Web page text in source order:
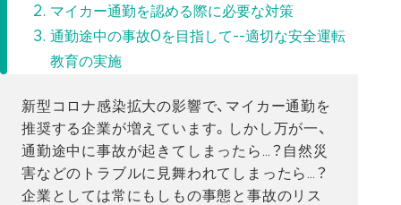
マイカー通勤を認める際に必要な対策
通勤途中の事故0を目指して--適切な安全運転
教育の実施
新型コロナ感染拡大の影響で、マイカー通勤を
推奨する企業が増えています。しかし万が一、
通勤途中に事故が起きてしまったら…？自然災
害などのトラブルに見舞われてしまったら…？
企業としては常にもしもの事態と事故のリス